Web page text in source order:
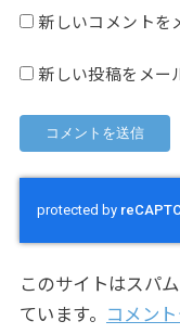
新しいコメントを
新しい投稿をメー
このサイトはスパ
ています。
コメン